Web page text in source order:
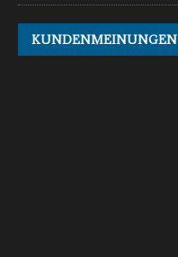
KUNDENMEINUNGEN